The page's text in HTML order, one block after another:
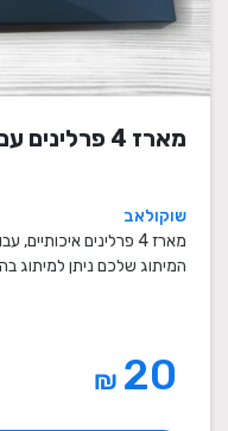
מארז 4 פרלינים עם מיתוג שלכם
שוקולאב
מארז 4 פרלינים
המיתוג שלכם ניתן למיתוג
₪